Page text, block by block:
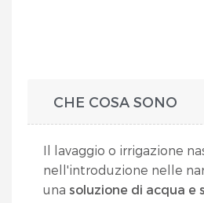
CHE COSA SONO
Il lavaggio o irrigazione
nell'introduzione nelle
una soluzione di acqua e